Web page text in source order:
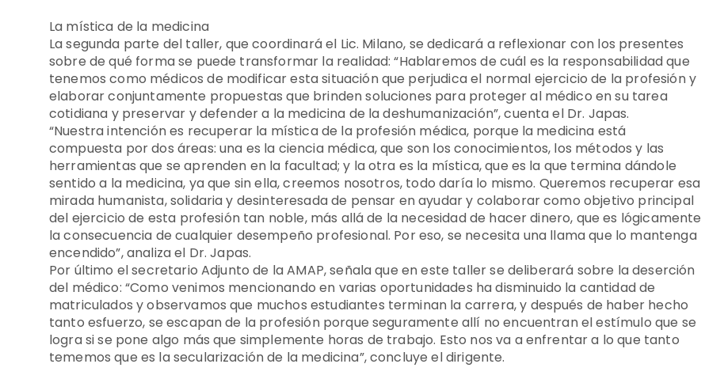
La mística de la medicina
La segunda parte del taller, que coordinará el Lic. Milano, se dedicará a reflexionar con los presentes
sobre de qué forma se puede transformar la realidad: “Hablaremos de cuál es la responsabilidad que
tenemos como médicos de modificar esta situación que perjudica el normal ejercicio de la profesión y
elaborar conjuntamente propuestas que brinden soluciones para proteger al médico en su tarea
cotidiana y preservar y defender a la medicina de la deshumanización”, cuenta el Dr. Japas.
“Nuestra intención es recuperar la mística de la profesión médica, porque la medicina está
compuesta por dos áreas: una es la ciencia médica, que son los conocimientos, los métodos y las
herramientas que se aprenden en la facultad; y la otra es la mística, que es la que termina dándole
sentido a la medicina, ya que sin ella, creemos nosotros, todo daría lo mismo. Queremos recuperar esa
mirada humanista, solidaria y desinteresada de pensar en ayudar y colaborar como objetivo principal
del ejercicio de esta profesión tan noble, más allá de la necesidad de hacer dinero, que es lógicamente
la consecuencia de cualquier desempeño profesional. Por eso, se necesita una llama que lo mantenga
encendido”, analiza el Dr. Japas.
Por último el secretario Adjunto de la AMAP, señala que en este taller se deliberará sobre la deserción
del médico: “Como venimos mencionando en varias oportunidades ha disminuido la cantidad de
matriculados y observamos que muchos estudiantes terminan la carrera, y después de haber hecho
tanto esfuerzo, se escapan de la profesión porque seguramente allí no encuentran el estímulo que se
logra si se pone algo más que simplemente horas de trabajo. Esto nos va a enfrentar a lo que tanto
tememos que es la secularización de la medicina”, concluye el dirigente.